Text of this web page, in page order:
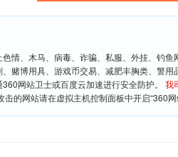
情、木马、病毒、诈骗、私服、外挂、钓
赌博用具、游戏币交易、减肥丰胸类、警
360网站卫士或百度云加速进行安全防护。 我
击的网站请在虚拟主机控制面板中开启“360